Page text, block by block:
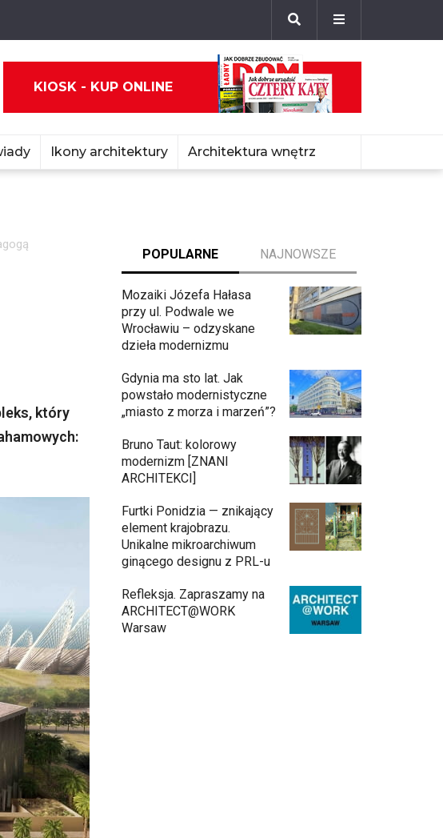
KIOSK - KUP ONLINE
Ikony architektury Architektura wnętrz
który
POPULARNE NAJNOWSZE
Mozaiki Józefa Hałasa
przy ul. Podwale we
Wrocławiu – odzyskane
dzieła modernizmu
Gdynia ma sto lat. Jak
powstało modernistyczne
„miasto z morza i marzeń”?
Bruno Taut: kolorowy
modernizm [ZNANI
ARCHITEKCI]
Furtki Ponidzia — znikający
element krajobrazu.
Unikalne mikroarchiwum
ginącego designu z PRL-u
Refleksja. Zapraszamy na
ARCHITECT@WORK
Warsaw